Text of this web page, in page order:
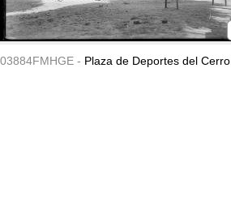
03884FMHGE - Plaza de Deportes del Cerro.